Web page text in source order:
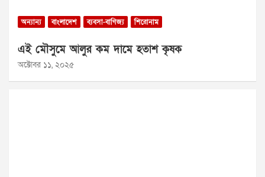
অন্যান্য বাংলাদেশ ব্যবসা-বাণিজ্য শিরোনাম
এই মৌসুমে আলুর কম দামে হতাশ কৃষক
অক্টোবর ১১, ২০২৫